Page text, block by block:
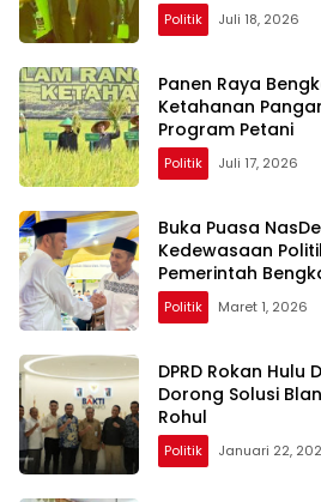
Politik Juli 18, 2026
Panen Raya
Ketahanan
Program Petani
Politik Juli 17, 2026
Buka Puasa
Kedewasaan
Pemerintah
Politik Maret 1, 2026
DPRD Rokan Hulu
Dorong Solusi
Rohul
Politik Januari 22,